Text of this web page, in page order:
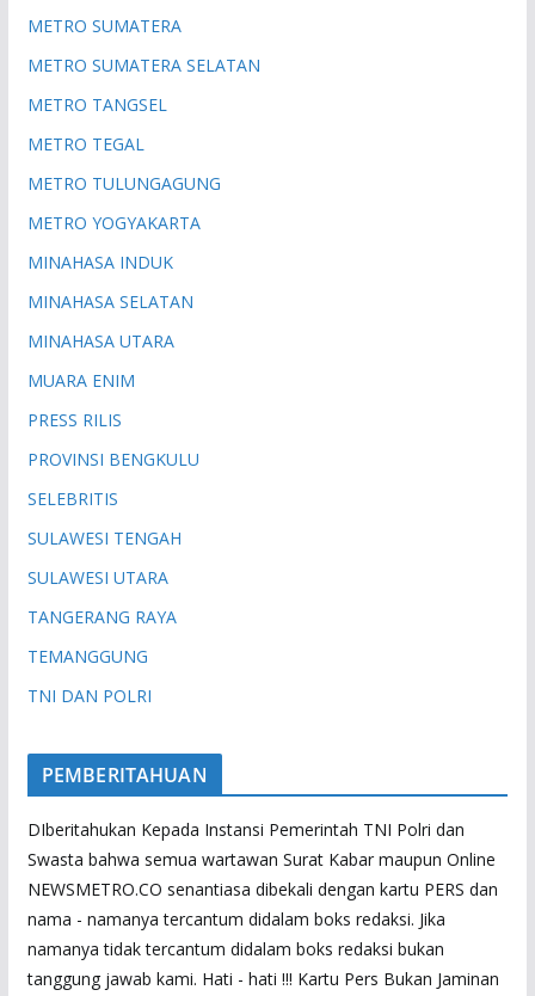
METRO SUMATERA
METRO SUMATERA SELATAN
METRO TANGSEL
METRO TEGAL
METRO TULUNGAGUNG
METRO YOGYAKARTA
MINAHASA INDUK
MINAHASA SELATAN
MINAHASA UTARA
MUARA ENIM
PRESS RILIS
PROVINSI BENGKULU
SELEBRITIS
SULAWESI TENGAH
SULAWESI UTARA
TANGERANG RAYA
TEMANGGUNG
TNI DAN POLRI
PEMBERITAHUAN
DIberitahukan Kepada Instansi Pemerintah TNI Polri dan
Swasta bahwa semua wartawan Surat Kabar maupun Online
NEWSMETRO.CO senantiasa dibekali dengan kartu PERS dan
nama - namanya tercantum didalam boks redaksi. Jika
namanya tidak tercantum didalam boks redaksi bukan
tanggung jawab kami. Hati - hati !!! Kartu Pers Bukan Jaminan